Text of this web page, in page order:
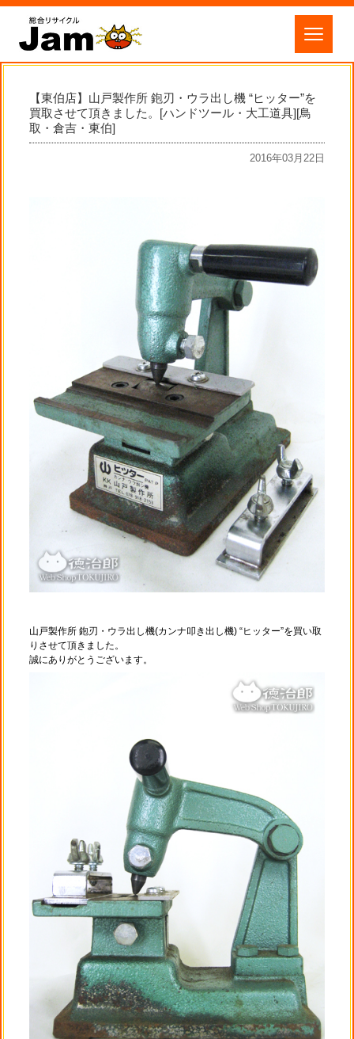
【東伯店】山戸製作所 鉋刃・ウラ出し機 “ヒッター”を
買取させて頂きました。[ハンドツール・大工道具][鳥
取・倉吉・東伯]
2016年03月22日
山戸製作所 鉋刃・ウラ出し機(カンナ叩き出し機) “ヒッター”を買い取
りさせて頂きました。
誠にありがとうございます。